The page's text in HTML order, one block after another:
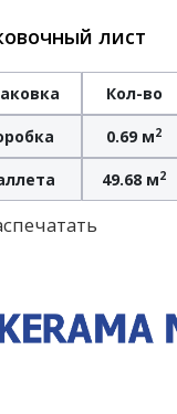
лист
Кол-во
0.69 м2
49.68 м2